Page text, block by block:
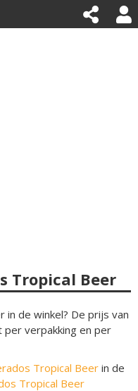
Tropical Beer
de winkel? De prijs van
verpakking en per
Tropical Beer in de
Tropical Beer